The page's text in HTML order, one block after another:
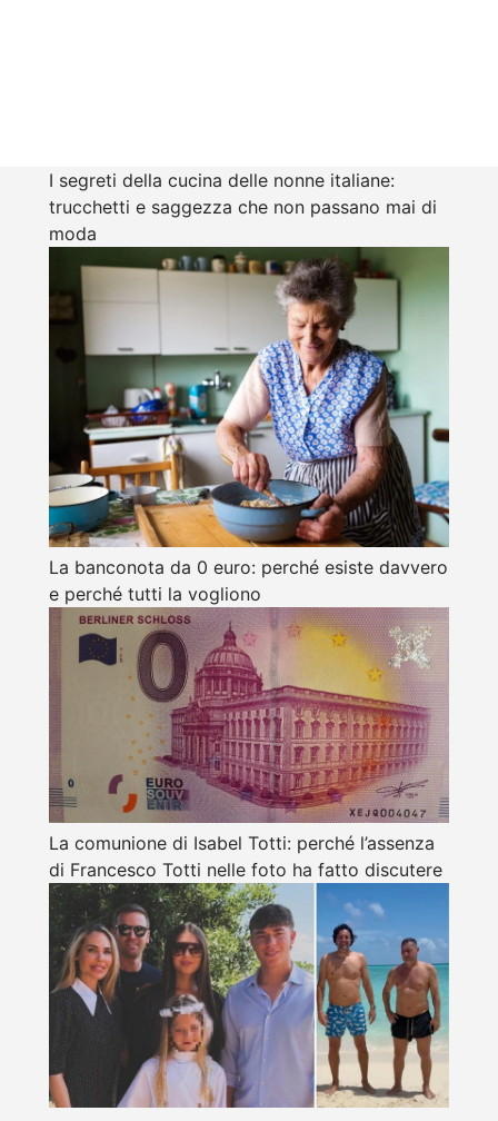
I segreti della cucina delle nonne italiane:
trucchetti e saggezza che non passano mai di
moda
La banconota da 0 euro: perché esiste davvero
e perché tutti la vogliono
La comunione di Isabel Totti: perché l’assenza
di Francesco Totti nelle foto ha fatto discutere